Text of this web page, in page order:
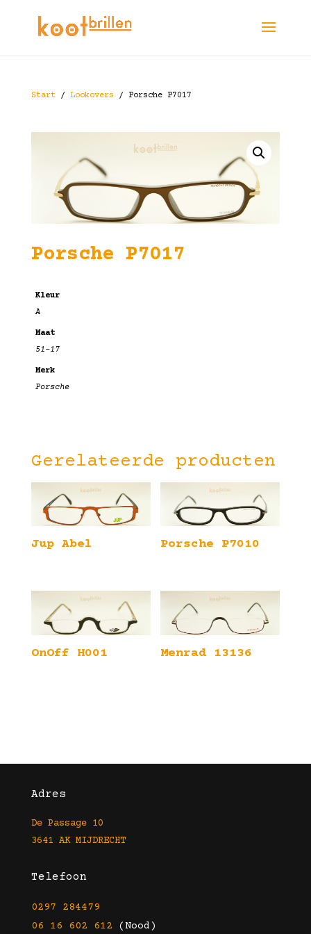
Start/ Lookovers / Porsche P7017
Porsche P7017
Kleur
A
Maat
51-17
Merk
Porsche
Gerelateerde producten
Jup Abel Porsche P7010
OnOff H001 Menrad 13136
Adres
De Passage 10
3641 AK MIJDRECHT
Telefoon
0297 284479
06 16 602 612 (Nood)